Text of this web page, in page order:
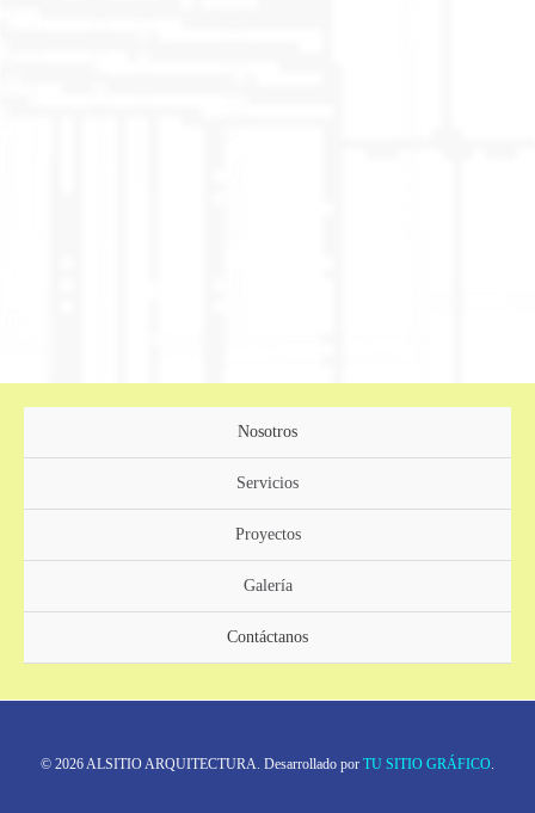
Nosotros
Servicios
Proyectos
Galería
Contáctanos
© 2026 ALSITIO ARQUITECTURA. Desarrollado por TU SITIO GRÁFICO.